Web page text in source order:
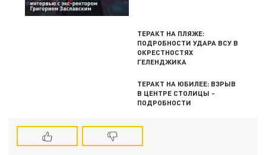
ТЕРАКТ НА ПЛЯЖЕ:
ПОДРОБНОСТИ УДАРА ВСУ В
ОКРЕСТНОСТЯХ
ГЕЛЕНДЖИКА
ТЕРАКТ НА ЮБИЛЕЕ: ВЗРЫВ
В ЦЕНТРЕ СТОЛИЦЫ -
ПОДРОБНОСТИ